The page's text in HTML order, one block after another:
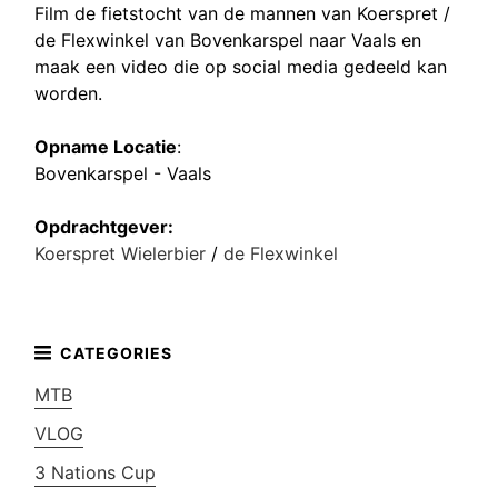
Film de fietstocht van de mannen van Koerspret /
de Flexwinkel van Bovenkarspel naar Vaals en
maak een video die op social media gedeeld kan
worden.
Opname Locatie:
Bovenkarspel - Vaals
Opdrachtgever:
Koerspret Wielerbier /de Flexwinkel
MTB
VLOG
3 Nations Cup